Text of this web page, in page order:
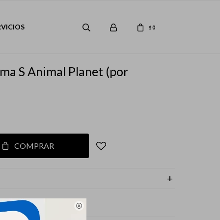

$0
S Animal Planet (por
COMPRAR